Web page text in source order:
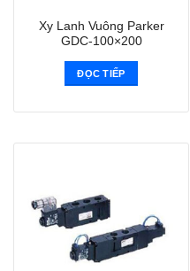
Xy Lanh Vuông Parker
GDC-100×200
ĐỌC TIẾP